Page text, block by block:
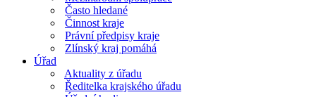
Často hledané
Činnost kraje
Právní předpisy kraje
Zlínský kraj pomáhá
Úřad
Aktuality z úřadu
Ředitelka krajského úřadu